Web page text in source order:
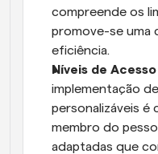
compreende os
promove-se uma
eficiência.
Níveis de
implementação
personalizáveis é
membro do
adaptadas que